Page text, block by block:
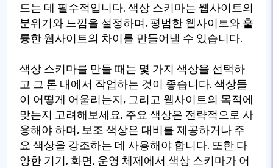
드는 데 필수적입니다. 색상 스키마는 웹사이트의
분위기와 느낌을 설정하며, 평범한 웹사이트와 훌
륭한 웹사이트의 차이를 만들어낼 수 있습니다.
색상 스키마를 만들 때는 몇 가지 색상을 선택하
고 그 톤 내에서 작업하는 것이 좋습니다. 색상들
이 어떻게 어울리는지, 그리고 웹사이트의 목적에
맞는지 고려해보세요. 주요 색상은 전략적으로 사
용해야 하며, 보조 색상은 대비를 제공하거나 주
요 색상을 강조하는 데 사용해야 합니다. 또한 다
양한 기기, 화면, 운영 체제에서 색상 스키마가 어